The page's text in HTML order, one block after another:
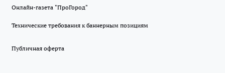
Онлайн-газета "ПроГород"
Технические требования к баннерным позициям
Публичная оферта